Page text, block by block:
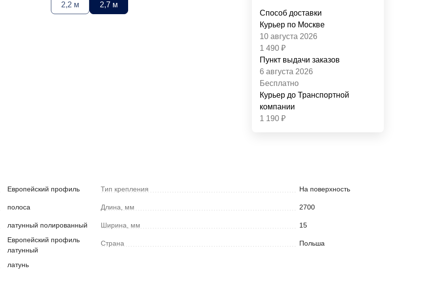
2,2 м 2,7 м
Способ доставки
Курьер по Москве
10 августа 2026
1 490₽
Пункт выдачи заказов
6 августа 2026
Бесплатно
Курьер до Транспортной
компании
1 190₽
Европейский профиль
полоса
латунный полированный
Европейский профиль
латунный
латунь
Тип крепления На поверхность
Длина, мм 2700
Ширина, мм 15
Страна Польша